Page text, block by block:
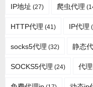
IP地址 (27) 爬虫代理
HTTP代理 (41) IP代理
socks5代理 (32) 静态
SOCKS5代理 (24) 代